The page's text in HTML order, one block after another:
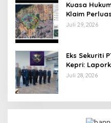
Kuasa
Klaim
Juli 29, 2026
Eks Sekuriti
Kepri:
Juli 28, 2026